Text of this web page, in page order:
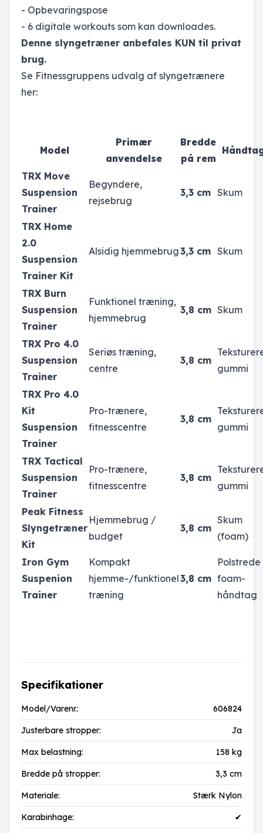
- Opbevaringspose
- 6 digitale workouts som kan downloades.
Denne slyngetræner anbefales KUN til privat
brug.
Se Fitnessgruppens udvalg af slyngetrænere
her:
Model
Primær
anvendelse
Bredde
på rem
TRX Move
Suspension
Trainer
Begyndere,
rejsebrug
3,3 cm Skum
TRX Home
2.0
Suspension
Trainer Kit
Alsidig hjemmebrug3,3 cm Skum
TRX Burn
Suspension
Trainer
Funktionel træning,
hjemmebrug
3,8 cm Skum
TRX Pro 4.0
Suspension
Trainer
Seriøs træning,
centre
3,8 cm
gummi
TRX Pro 4.0
Kit
Suspension
Trainer
Pro-trænere,
fitnesscentre
3,8 cm
gummi
TRX Tactical
Suspension
Trainer
Pro-trænere,
fitnesscentre
3,8 cm
gummi
Peak Fitness
Slyngetræner
Kit
Hjemmebrug /
budget
3,8 cm
Skum
(foam)
Iron Gym
Suspenion
Trainer
Kompakt
hjemme-/funktionel
træning
3,8 cm
Polstrede
foam-
håndtag
Specifikationer
Model/Varenr.: 606824
Justerbare stropper: Ja
Max belastning: 158 kg
Bredde på stropper: 3,3 cm
Materiale: Stærk Nylon
Karabinhage: ✔